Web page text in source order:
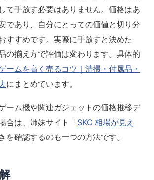
て手放す必要はありません。価格はあ
であり、自分にとっての価値と切り分
すすめです。実際に手放すと決めた
の揃え方で評価は変わります。具体的
ームを高く売るコツ｜清掃・付属品・
にまとめています。
ーム機や関連ガジェットの価格推移デ
合は、姉妹サイト「SKC 相場が見え
を確認するのも一つの方法です。